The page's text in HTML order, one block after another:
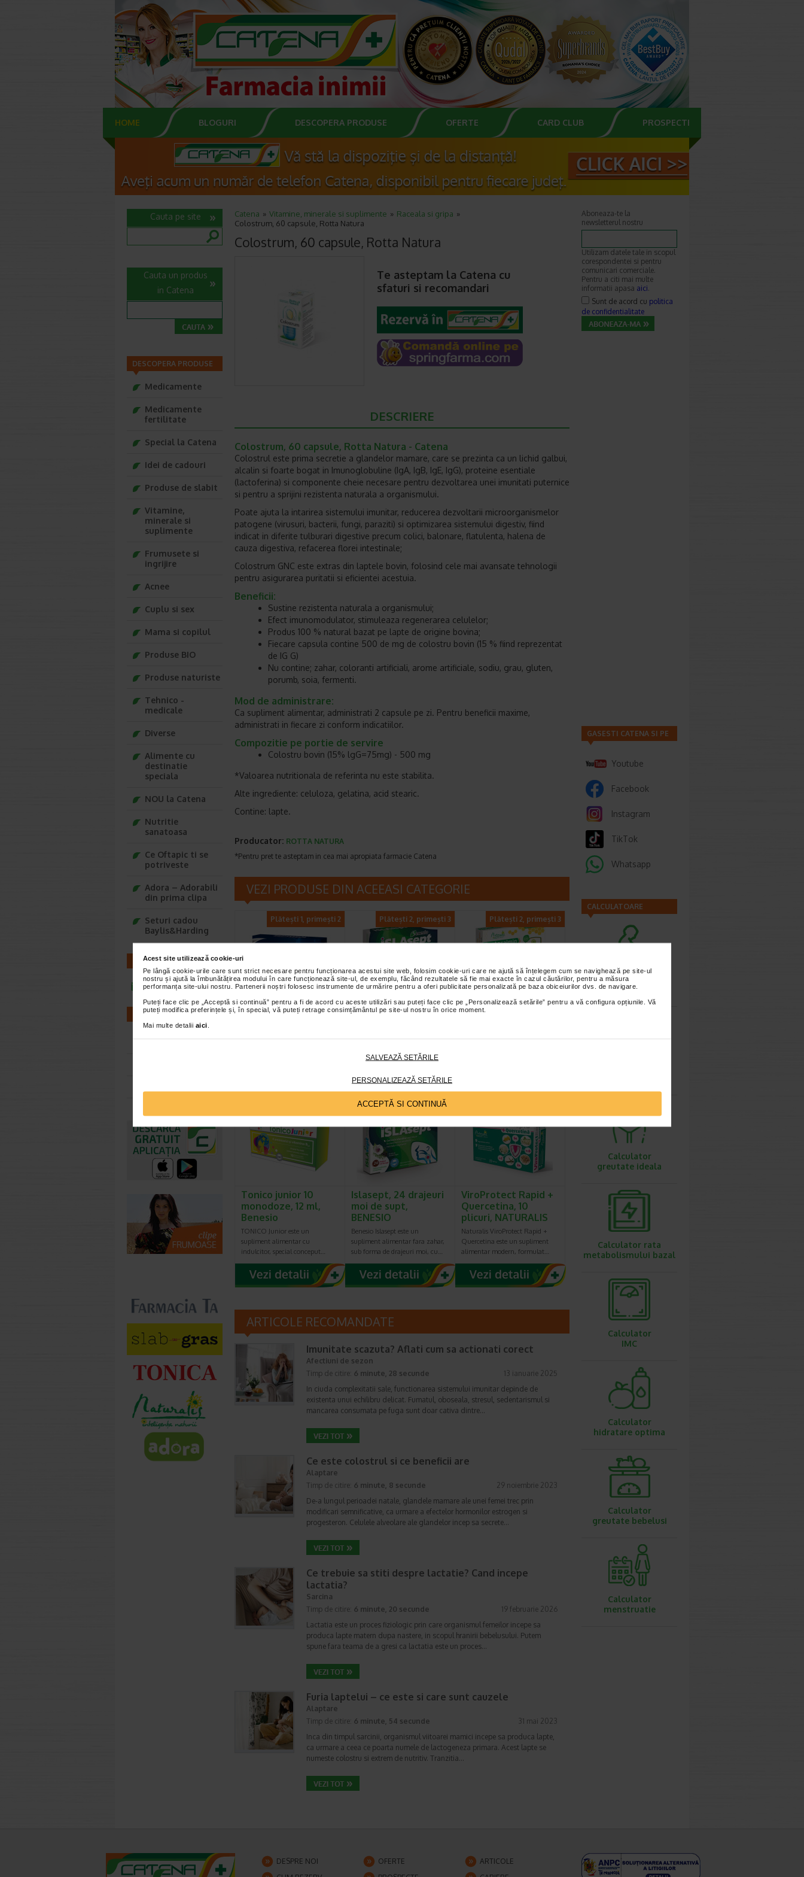
Acest site utilizează cookie-uri
Pe lângă cookie-urile care sunt strict necesare pentru funcționarea acestui site web, folosim cookie-uri care ne ajută să înțelegem cum se navighează pe site-ul
nostru și ajută la îmbunătățirea modului în care funcționează site-ul, de exemplu, făcând rezultatele să fie mai exacte în cazul căutărilor, pentru a măsura
performanța site-ului nostru. Partenerii noștri folosesc instrumente de urmărire pentru a oferi publicitate personalizată pe baza obiceiurilor dvs. de navigare.
Puteți face clic pe „Acceptă si continuă” pentru a fi de acord cu aceste utilizări sau puteți face clic pe „Personalizează setările” pentru a vă configura opțiunile. Vă
puteți modifica preferințele și, în special, vă puteți retrage consimțământul pe site-ul nostru în orice moment.
Mai multe detalii aici
SALVEAZĂ SETĂRILE
PERSONALIZEAZĂ SETĂRILE
ACCEPTĂ SI CONTINUĂ
HOME BLOGURI DESCOPERA PRODUSE OFERTE CARD CLUB PROSPECTE
Catena Vitamine, minerale si suplimente
Raceala si gripa
Colostrum, 60 capsule, Rotta Natura
Colostrum, 60 capsule, Rotta Natura
Te asteptam la Catena cu
sfaturi si recomandari
DESCRIERE
Colostrum, 60 capsule, Rotta Natura - Catena
Colostrul este prima secretie a glandelor mamare, care se prezinta ca un lichid galbui,
alcalin si foarte bogat in Imunoglobuline (IgA, IgB, IgE, IgG), proteine esentiale
(lactoferina) si componente cheie necesare pentru dezvoltarea unei imunitati puternice
si pentru a sprijini rezistenta naturala a organismului.
Poate ajuta la intarirea sistemului imunitar, reducerea dezvoltarii microorganismelor
patogene (virusuri, bacterii, fungi, paraziti) si optimizarea sistemului digestiv, fiind
indicat in diferite tulburari digestive precum colici, balonare, flatulenta, halena de
cauza digestiva, refacerea florei intestinale;
Colostrum GNC este extras din laptele bovin, folosind cele mai avansate tehnologii
pentru asigurarea puritatii si eficientei acestuia.
Beneficii:
Sustine rezistenta naturala a organismului;
Efect imunomodulator, stimuleaza regenerarea celulelor;
Produs 100 % natural bazat pe lapte de origine bovina;
Fiecare capsula contine 500 de mg de colostru bovin (15 % fiind reprezentat
de IG G)
Nu contine; zahar, coloranti artificiali, arome artificiale, sodiu, grau, gluten,
porumb, soia, fermenti.
Mod de administrare:
Ca supliment alimentar, administrati 2 capsule pe zi. Pentru beneficii maxime,
administrati in fiecare zi conform indicatiilor.
Compozitie pe portie de servire
Colostru bovin (15% lgG=75mg) - 500 mg
*Valoarea nutritionala de referinta nu este stabilita.
Alte ingrediente: celuloza, gelatina, acid stearic.
Contine: lapte.
Producator: ROTTA NATURA
*Pentru pret te asteptam in cea mai apropiata farmacie Catena
VEZI PRODUSE DIN ACEEASI CATEGORIE
Plătești 1, primești 2
Septosol cu albastru
de metilen, 20
Plătești 2, primești 3
Islasept, 24 de
drajeuri de supt, cu
supliment alimentar sub forma
de drajeuri moi, cu continut…
Plătești 2, primești 3
Septocalmin
Tonico junior 10
monodoze, 12 ml,
Benesio
TONICO Junior este un
supliment alimentar cu
indulcitor, special conceput…
Plătești 2, primești 3
Islasept, 24 drajeuri
moi de supt,
BENESIO
Benesio Islasept este un
supliment alimentar fara zahar,
sub forma de drajeuri moi, cu…
ViroProtect Rapid +
Quercetina, 10
plicuri, NATURALIS
Naturalis ViroProtect Rapid +
Quercetina este un supliment
alimentar modern, formulat…
ARTICOLE RECOMANDATE
Imunitate scazuta? Aflati cum sa actionati corect
Afectiuni de sezon
Timp de citire: 6 minute, 28 secunde
13 ianuarie 2025
In ciuda complexitatii sale, functionarea sistemului imunitar depinde de
existenta unui echilibru delicat. Fumatul, oboseala, stresul, sedentarismul si
mancarea consumata pe fuga sunt doar cativa dintre…
Ce este colostrul si ce beneficii are
Alaptare
Timp de citire: 6 minute, 8 secunde
29 noiembrie 2023
De-a lungul perioadei natale, glandele mamare ale unei femei trec prin
modificari semnificative, ca urmare a efectelor hormonilor estrogen si
progesteron. Celulele alveolare ale glandelor incep sa secrete…
Ce trebuie sa stiti despre lactatie? Cand incepe
lactatia?
Sarcina
Timp de citire: 6 minute, 20 secunde
19 februarie 2026
Lactatia este un proces fiziologic prin care organismul femeilor incepe sa
produca lapte matern dupa nastere, in scopul hranirii bebelusului. Putem
spune fara teama de a gresi ca lactatia este un proces…
Furia laptelui – ce este si care sunt cauzele
Alaptare
Timp de citire: 6 minute, 54 secunde
31 mai 2023
Inca din timpul sarcinii, organismul viitoarei mamici incepe sa produca lapte,
ca urmare a ceea ce poarta numele de lactogeneza primara. Acest lapte se
numeste colostru si extrem de nutritiv. Tranzitia…
Cauta pe site
Cauta un produs
in Catena
DESCOPERA PRODUSE
Medicamente
Medicamente
fertilitate
Special la Catena
Idei de cadouri
Produse de slabit
Vitamine,
minerale si
suplimente
Frumusete si
ingrijire
Acnee
Cuplu si sex
Mama si copilul
Produse BIO
Produse naturiste
Tehnico -
medicale
Diverse
Alimente cu
destinatie
speciala
NOU la Catena
Nutritie
sanatoasa
Ce Oftapic ti se
potriveste
Adora – Adorabili
din prima clipa
Seturi cadou
Baylis&Harding
CONTACT
infoline@catena.ro
FARMACII
Aboneaza-te la
newsletterul nostru
Utilizam datele tale in scopul
corespondentei si pentru
comunicari comerciale.
Pentru a citi mai multe
informatii apasa aici.
Sunt de acord cu politica
de confidentialitate
GASESTI CATENA SI PE
Youtube
Facebook
Instagram
TikTok
Whatsapp
CALCULATOARE
Calculator
sarcina
Calculator
greutate ideala
Calculator rata
metabolismului bazal
Calculator
IMC
Calculator
hidratare optima
Calculator
greutate bebelusi
Calculator
menstruatie
DESPRE NOI OFERTE
ARTICOLE